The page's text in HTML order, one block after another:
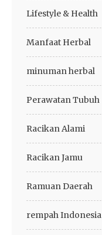
Lifestyle & Health
Manfaat Herbal
minuman herbal
Perawatan Tubuh
Racikan Alami
Racikan Jamu
Ramuan Daerah
rempah Indonesia